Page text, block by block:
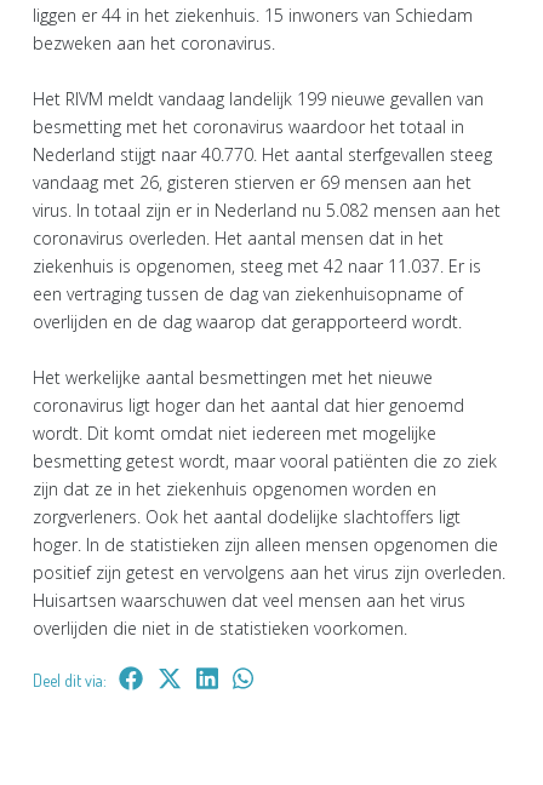
liggen er 44 in het ziekenhuis. 15 inwoners van Schiedam
bezweken aan het coronavirus.
Het RIVM meldt vandaag landelijk 199 nieuwe gevallen van
besmetting met het coronavirus waardoor het totaal in
Nederland stijgt naar 40.770. Het aantal sterfgevallen steeg
vandaag met 26, gisteren stierven er 69 mensen aan het
virus. In totaal zijn er in Nederland nu 5.082 mensen aan het
coronavirus overleden. Het aantal mensen dat in het
ziekenhuis is opgenomen, steeg met 42 naar 11.037. Er is
een vertraging tussen de dag van ziekenhuisopname of
overlijden en de dag waarop dat gerapporteerd wordt.
Het werkelijke aantal besmettingen met het nieuwe
coronavirus ligt hoger dan het aantal dat hier genoemd
wordt. Dit komt omdat niet iedereen met mogelijke
besmetting getest wordt, maar vooral patiënten die zo ziek
zijn dat ze in het ziekenhuis opgenomen worden en
zorgverleners. Ook het aantal dodelijke slachtoffers ligt
hoger. In de statistieken zijn alleen mensen opgenomen die
positief zijn getest en vervolgens aan het virus zijn overleden.
Huisartsen waarschuwen dat veel mensen aan het virus
overlijden die niet in de statistieken voorkomen.
Deel dit via: